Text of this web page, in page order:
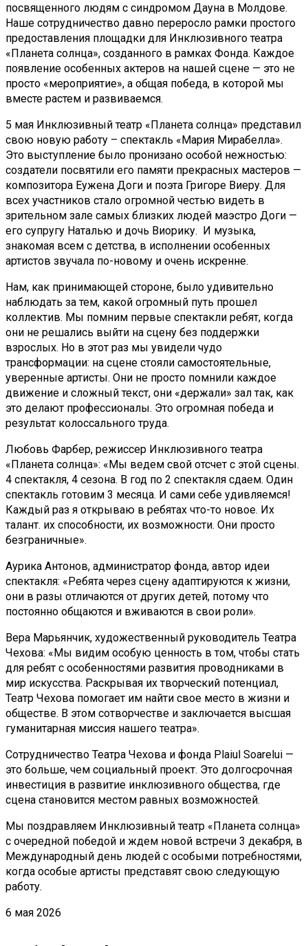
посвященного людям с синдромом Дауна в Молдове.
Наше сотрудничество давно переросло рамки простого
предоставления площадки для Инклюзивного театра
«Планета солнца», созданного в рамках Фонда. Каждое
появление особенных актеров на нашей сцене — это не
просто «мероприятие», а общая победа, в которой мы
вместе растем и развиваемся.
5 мая Инклюзивный театр «Планета солнца» представил
свою новую работу – спектакль «Мария Мирабелла».
Это выступление было пронизано особой нежностью:
создатели посвятили его памяти прекрасных мастеров —
композитора Еужена Доги и поэта Григоре Виеру. Для
всех участников стало огромной честью видеть в
зрительном зале самых близких людей маэстро Доги —
его супругу Наталью и дочь Виорику. И музыка,
знакомая всем с детства, в исполнении особенных
артистов звучала по-новому и очень искренне.
Нам, как принимающей стороне, было удивительно
наблюдать за тем, какой огромный путь прошел
коллектив. Мы помним первые спектакли ребят, когда
они не решались выйти на сцену без поддержки
взрослых. Но в этот раз мы увидели чудо
трансформации: на сцене стояли самостоятельные,
уверенные артисты. Они не просто помнили каждое
движение и сложный текст, они «держали» зал так, как
это делают профессионалы. Это огромная победа и
результат колоссального труда.
Любовь Фарбер, режиссер Инклюзивного театра
«Планета солнца»: «Мы ведем свой отсчет с этой сцены.
4 спектакля, 4 сезона. В год по 2 спектакля сдаем. Один
спектакль готовим 3 месяца. И сами себе удивляемся!
Каждый раз я открываю в ребятах что-то новое. Их
талант. их способности, их возможности. Они просто
безграничные».
Аурика Антонов, администратор фонда, автор идеи
спектакля: «Ребята через сцену адаптируются к жизни,
они в разы отличаются от других детей, потому что
постоянно общаются и вживаются в свои роли».
Вера Марьянчик, художественный руководитель Театра
Чехова: «Мы видим особую ценность в том, чтобы стать
для ребят с особенностями развития проводниками в
мир искусства. Раскрывая их творческий потенциал,
Театр Чехова помогает им найти свое место в жизни и
обществе. В этом сотворчестве и заключается высшая
гуманитарная миссия нашего театра».
Сотрудничество Театра Чехова и фонда Plaiul Soarelui —
это больше, чем социальный проект. Это долгосрочная
инвестиция в развитие инклюзивного общества, где
сцена становится местом равных возможностей.
Мы поздравляем Инклюзивный театр «Планета солнца»
с очередной победой и ждем новой встречи 3 декабря, в
Международный день людей с особыми потребностями,
когда особые артисты представят свою следующую
работу.
6 мая 2026